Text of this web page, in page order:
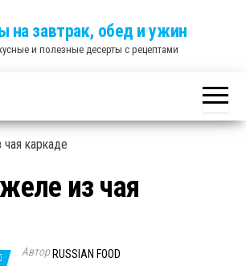
на завтрак, обед и ужин
и полезные десерты с рецептами
из чая
Автор RUSSIAN FOOD